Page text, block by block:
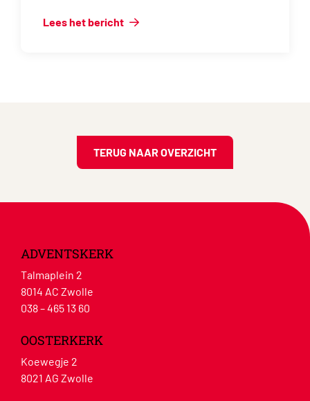
Lees het bericht
TERUG NAAR OVERZICHT
ADVENTSKERK
Talmaplein 2
8014 AC Zwolle
038 – 465 13 60
OOSTERKERK
Koewegje 2
8021 AG Zwolle